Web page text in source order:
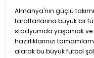
Almanya'nın güçlü takımı
taraftarlarına büyük bir
stadyumda yaşamak ve
hazırlıklarınızı
alarak bu büyük futbol